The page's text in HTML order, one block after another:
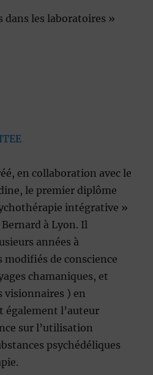
dans les laboratoires »
en collaboration avec le
le premier diplôme
intégrative »
à Lyon. Il
années à
de conscience
chamaniques, et
) en
également l’auteur
sur l’utilisation
psychédéliques